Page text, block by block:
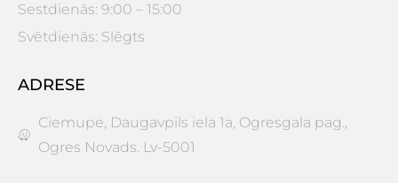
Sestdienās: 9:00 – 15:00
Svētdienās: Slēgts
ADRESE
Ciemupe, Daugavpils iela 1a, Ogresgala pag.,
Ogres Novads. Lv-5001